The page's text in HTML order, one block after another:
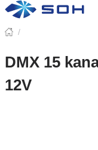
/
DMX 15
12V